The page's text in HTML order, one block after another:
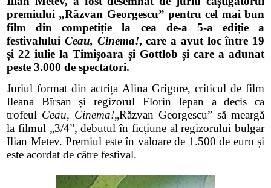
premiului „Răzvan Georgescu” pentru cel mai bun
film din competiție la cea de-a 5-a ediție a
festivalului Ceau, Cinema!, care a avut loc între 19
și 22 iulie la Timișoara și Gottlob și care a adunat
peste 3.000 de spectatori.
Juriul format din actrița Alina Grigore, criticul de film
Ileana Bîrsan și regizorul Florin Iepan a decis ca
trofeul Ceau, Cinema!„Răzvan Georgescu” să meargă
la filmul „3/4”, debutul în ficțiune al regizorului bulgar
Ilian Metev. Premiul este în valoare de 1.500 de euro și
este acordat de către festival.